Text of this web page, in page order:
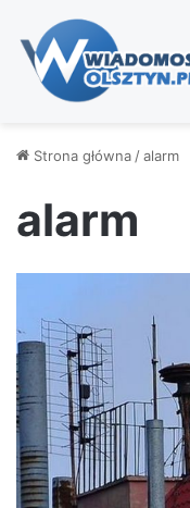
Strona główna /alarm
alarm